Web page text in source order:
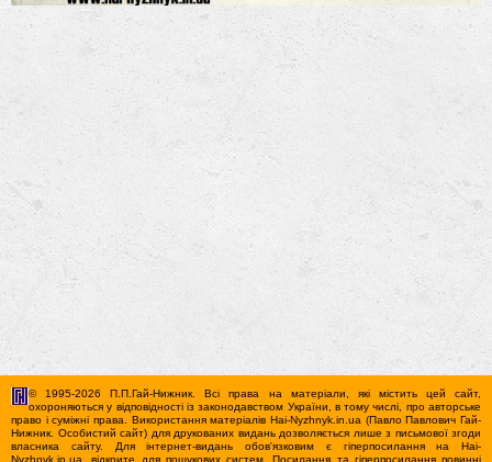
© 1995-2026 П.П.Гай-Нижник. Всі права на матеріали, які містить цей сайт,
охороняються у відповідності із законодавством України, в тому числі, про авторське
право і суміжні права. Використання матерiалiв Hai-Nyzhnyk.in.ua (Павло Павлович Гай-
Нижник. Особистий сайт) для друкованих видань дозволяється лише з письмової згоди
власника сайту. Для iнтернет-видань обов'язковим є гiперпосилання на Hai-
Nyzhnyk.in.ua, відкрите для пошукових систем. Посилання та гіперпосилання повинні